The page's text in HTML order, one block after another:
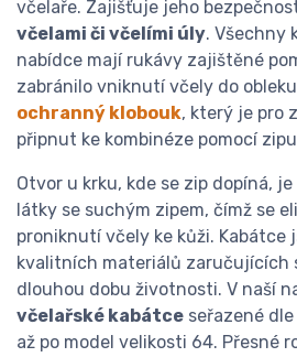
včelaře. Zajišťuje jeho
včelami či včelími úly. Všechny
nabídce mají rukávy zajištěné
zabránilo vniknutí včely do
ochranný klobouk, který je pro
připnut ke kombinéze pomocí
Otvor u krku, kde se zip dopíná,
látky se suchým zipem, čímž se
proniknutí včely ke kůži. Kabátce
kvalitních materiálů zaručujících
dlouhou dobu životnosti. V naší
včelařské kabátce seřazené
až po model velikosti 64. Přesné